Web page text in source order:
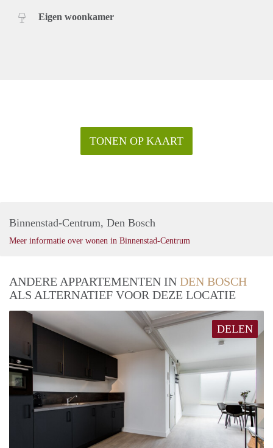
Eigen woonkamer
TONEN OP KAART
Binnenstad-Centrum, Den Bosch
Meer informatie over wonen in Binnenstad-Centrum
ANDERE APPARTEMENTEN IN DEN BOSCH
ALS ALTERNATIEF VOOR DEZE LOCATIE
DELEN